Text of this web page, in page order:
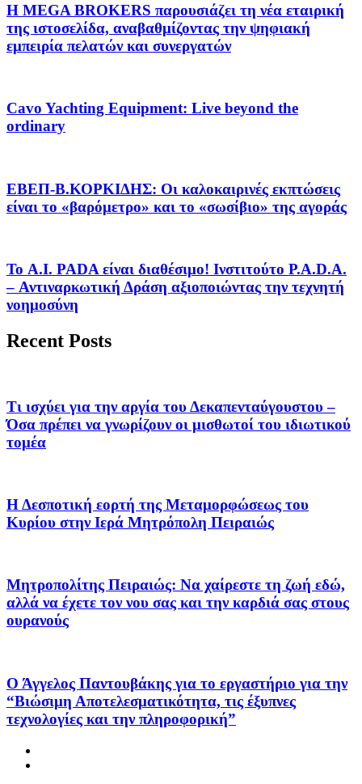
Η MEGA BROKERS παρουσιάζει τη νέα εταιρική
της ιστοσελίδα, αναβαθμίζοντας την ψηφιακή
εμπειρία πελατών και συνεργατών
Cavo Yachting Equipment: Live beyond the
ordinary
EΒΕΠ-Β.ΚΟΡΚΙΔΗΣ: Οι καλοκαιρινές εκπτώσεις
είναι το «βαρόμετρο» και το «σωσίβιο» της αγοράς
Το A.I. PADA είναι διαθέσιμο! Ινστιτούτο P.A.D.A.
– Αντιναρκωτική Δράση αξιοποιώντας την τεχνητή
νοημοσύνη
Recent Posts
Τι ισχύει για την αργία του Δεκαπενταύγουστου –
Όσα πρέπει να γνωρίζουν οι μισθωτοί του ιδιωτικού
τομέα
Η Δεσποτική εορτή της Μεταμορφώσεως του
Κυρίου στην Ιερά Μητρόπολη Πειραιώς
Μητροπολίτης Πειραιώς: Να χαίρεστε τη ζωή εδώ,
αλλά να έχετε τον νου σας και την καρδιά σας στους
ουρανούς
Ο Άγγελος Παντουβάκης για το εργαστήριο για την
“Βιώσιμη Αποτελεσματικότητα, τις έξυπνες
τεχνολογίες και την πληροφορική”